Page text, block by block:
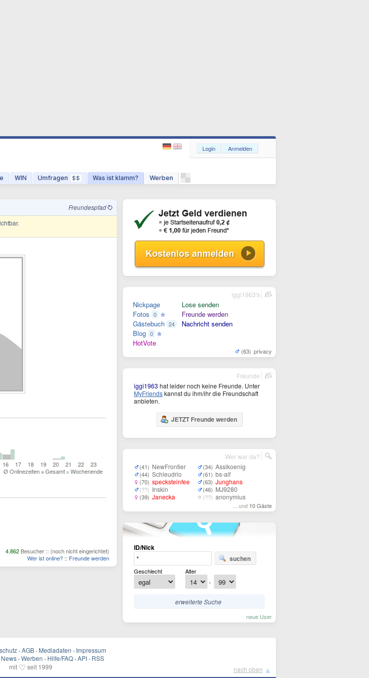
WIN Umfragen $$ Was ist klamm? Werben
Login Anmelden
Freundespfad
16 17 18 19 20 21 22
23
Ø Onlinezeiten
Gesamt Wochenende
4.862 Besucher :: (noch nicht eingerichtet)
Wer ist online? :: Freunde werden
Nickpage
Fotos 0
Gästebuch 24
Blog 0
HotVote
Lose senden
Freunde werden
Nachricht senden
(63) privacy
iggi1963's
iggi1963 hat leider noch keine Freunde. Unter
MyFriendskannst du ihm/ihr die Freundschaft
anbieten.
JETZT Freunde werden
Freunde
(41) NewFrontier
(44) Schleudrio
(70) specksteinfee
(??) Inskin
(39) Janecka
(34) Assikoenig
(61) bs-alf
(63) Junghans
(46) MJ9280
(??) anonymius
... und 10 Gäste
Wer war da?
ID/Nick
suchen
Geschlecht
Alter
-
erweiterte Suche
neue User
· AGB · Mediadaten · Impressum
News · Werben · Hilfe/FAQ · API · RSS
mit ♡ seit 1999 nach oben ▲